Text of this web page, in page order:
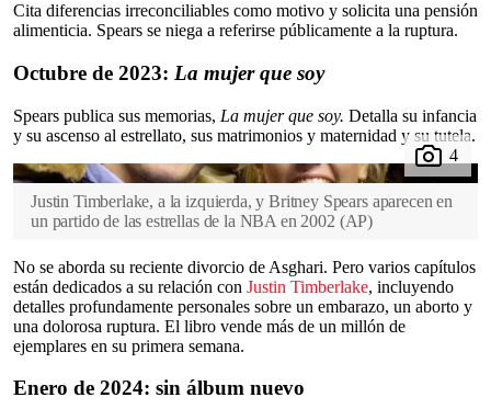
Cita diferencias irreconciliables como motivo y solicita una pensión
alimenticia. Spears se niega a referirse públicamente a la ruptura.
Octubre de 2023: La mujer que soy
Spears publica sus memorias, La mujer que soy. Detalla su infancia
y su ascenso al estrellato, sus matrimonios y maternidad y su tutela.
Justin Timberlake, a la izquierda, y Britney Spears aparecen en
un partido de las estrellas de la NBA en 2002 (AP)
No se aborda su reciente divorcio de Asghari. Pero varios capítulos
están dedicados a su relación con Justin Timberlake, incluyendo
detalles profundamente personales sobre un embarazo, un aborto y
una dolorosa ruptura. El libro vende más de un millón de
ejemplares en su primera semana.
Enero de 2024: sin álbum nuevo